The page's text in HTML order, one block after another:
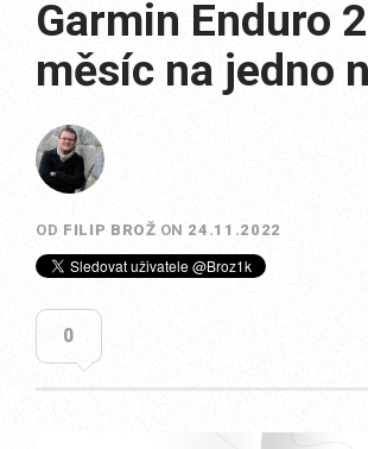
Garmin Enduro
měsíc na jedno
OD FILIP BROŽ ON 24.11.2022
0